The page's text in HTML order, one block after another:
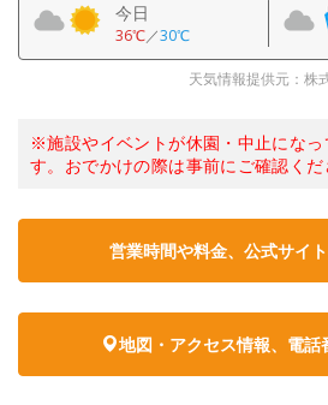
今日
36℃／30℃
天気情報提供元：株
※施設やイベントが休園・中止になっ
す。おでかけの際は事前にご確認くだ
営業時間や料金、公式サイ
地図・アクセス情報、電話